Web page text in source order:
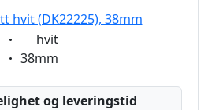
hvit (DK22225), 38mm
Eigenschaft:
hvit
Eigenschaft:
38mm
og leveringstid